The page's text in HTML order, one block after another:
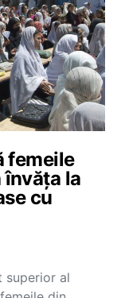
femeile
la
cu
superior al